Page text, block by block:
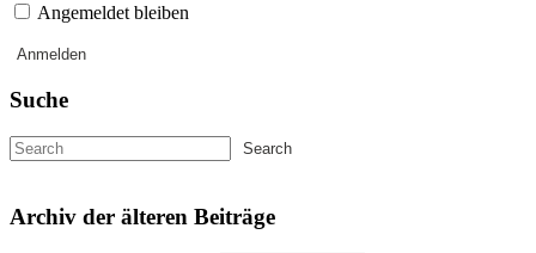
Angemeldet bleiben
Suche
Archiv der älteren Beiträge